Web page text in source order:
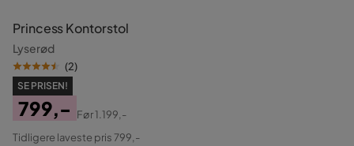
Princess Kontorstol
Lyserød
(2)
SE PRISEN!
Pris
799,-
Original
Før1.199,-
Tidligere laveste pris 799,-